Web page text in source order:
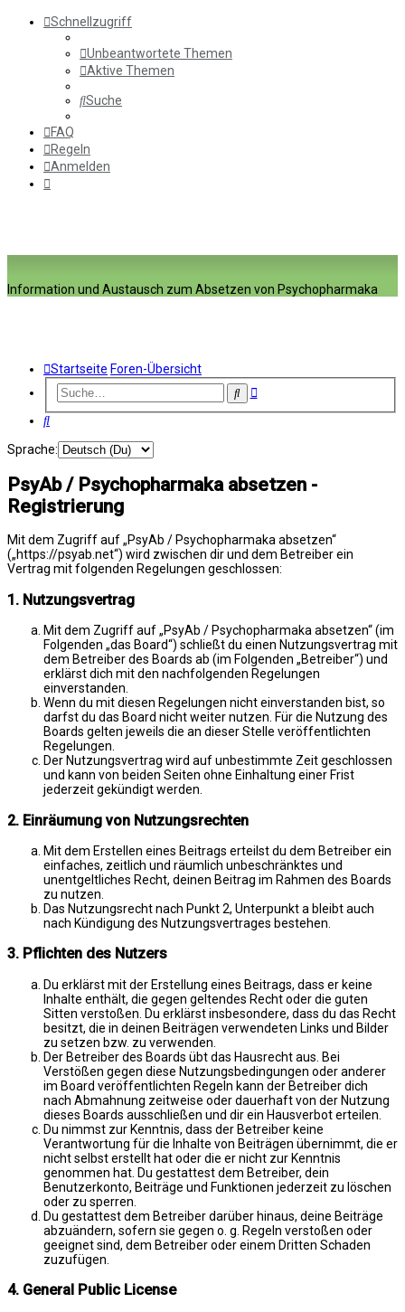
Schnellzugriff
Unbeantwortete Themen
Aktive Themen
Suche
FAQ
Regeln
Anmelden
Information und Austausch zum Absetzen von Psychopharmaka
Startseite Foren-Übersicht
SucheErweiterte
Suche
Sprache:
PsyAb / Psychopharmaka absetzen -
Registrierung
Mit dem Zugriff auf „PsyAb / Psychopharmaka absetzen“
(„https://psyab.net“) wird zwischen dir und dem Betreiber ein
Vertrag mit folgenden Regelungen geschlossen:
1. Nutzungsvertrag
Mit dem Zugriff auf „PsyAb / Psychopharmaka absetzen“ (im
Folgenden „das Board“) schließt du einen Nutzungsvertrag mit
dem Betreiber des Boards ab (im Folgenden „Betreiber“) und
erklärst dich mit den nachfolgenden Regelungen
einverstanden.
Wenn du mit diesen Regelungen nicht einverstanden bist, so
darfst du das Board nicht weiter nutzen. Für die Nutzung des
Boards gelten jeweils die an dieser Stelle veröffentlichten
Regelungen.
Der Nutzungsvertrag wird auf unbestimmte Zeit geschlossen
und kann von beiden Seiten ohne Einhaltung einer Frist
jederzeit gekündigt werden.
2. Einräumung von Nutzungsrechten
Mit dem Erstellen eines Beitrags erteilst du dem Betreiber ein
einfaches, zeitlich und räumlich unbeschränktes und
unentgeltliches Recht, deinen Beitrag im Rahmen des Boards
zu nutzen.
Das Nutzungsrecht nach Punkt 2, Unterpunkt a bleibt auch
nach Kündigung des Nutzungsvertrages bestehen.
3. Pflichten des Nutzers
Du erklärst mit der Erstellung eines Beitrags, dass er keine
Inhalte enthält, die gegen geltendes Recht oder die guten
Sitten verstoßen. Du erklärst insbesondere, dass du das Recht
besitzt, die in deinen Beiträgen verwendeten Links und Bilder
zu setzen bzw. zu verwenden.
Der Betreiber des Boards übt das Hausrecht aus. Bei
Verstößen gegen diese Nutzungsbedingungen oder anderer
im Board veröffentlichten Regeln kann der Betreiber dich
nach Abmahnung zeitweise oder dauerhaft von der Nutzung
dieses Boards ausschließen und dir ein Hausverbot erteilen.
Du nimmst zur Kenntnis, dass der Betreiber keine
Verantwortung für die Inhalte von Beiträgen übernimmt, die er
nicht selbst erstellt hat oder die er nicht zur Kenntnis
genommen hat. Du gestattest dem Betreiber, dein
Benutzerkonto, Beiträge und Funktionen jederzeit zu löschen
oder zu sperren.
Du gestattest dem Betreiber darüber hinaus, deine Beiträge
abzuändern, sofern sie gegen o. g. Regeln verstoßen oder
geeignet sind, dem Betreiber oder einem Dritten Schaden
zuzufügen.
4. General Public License